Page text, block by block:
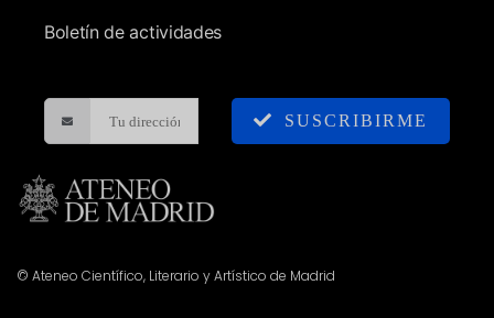
Boletín de actividades
SUSCRIBIRME
© Ateneo Científico, Literario y Artístico de Madrid